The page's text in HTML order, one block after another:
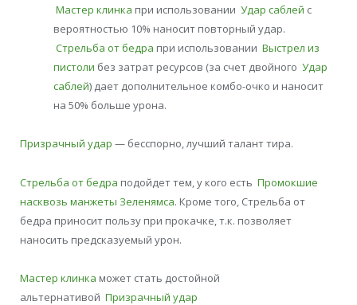
Мастер клинка при использовании Удар саблей с
вероятностью 10% наносит повторный удар.
Стрельба от бедра при использовании Выстрел из
пистоли без затрат ресурсов (за счет двойного Удар
саблей) дает дополнительное комбо-очко и наносит
на 50% больше урона.
Призрачный удар — бесспорно, лучший талант тира.
Стрельба от бедра подойдет тем, у кого есть Промокшие
насквозь манжеты Зеленямса. Кроме того, Стрельба от
бедра приносит пользу при прокачке, т.к. позволяет
наносить предсказуемый урон.
Мастер клинка может стать достойной
альтернативой Призрачный удар